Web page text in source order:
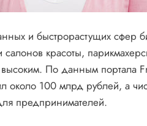
и быстрорастущих сфер
салонов красоты,
По данным портала
около 100 млрд рублей, а
предпринимателей.